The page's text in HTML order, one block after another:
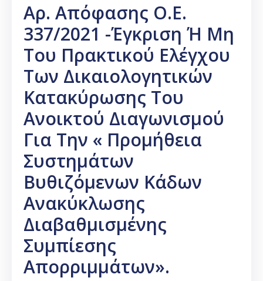
Αρ. Απόφασης Ο.Ε.
337/2021 -Έγκριση Ή Μη
Του Πρακτικού Ελέγχου
Των Δικαιολογητικών
Κατακύρωσης Του
Ανοικτού Διαγωνισμού
Για Την « Προμήθεια
Συστημάτων
Βυθιζόμενων Κάδων
Ανακύκλωσης
Διαβαθμισμένης
Συμπίεσης
Απορριμμάτων».